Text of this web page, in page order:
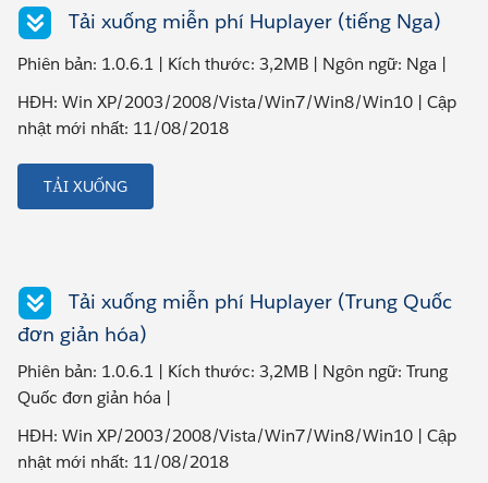
Tải xuống miễn phí Huplayer (tiếng Nga)
Phiên bản: 1.0.6.1 | Kích thước: 3,2MB | Ngôn ngữ: Nga |
HĐH: Win XP/2003/2008/Vista/Win7/Win8/Win10 | Cập
nhật mới nhất: 11/08/2018
TẢI XUỐNG
Tải xuống miễn phí Huplayer (Trung Quốc
đơn giản hóa)
Phiên bản: 1.0.6.1 | Kích thước: 3,2MB | Ngôn ngữ: Trung
Quốc đơn giản hóa |
HĐH: Win XP/2003/2008/Vista/Win7/Win8/Win10 | Cập
nhật mới nhất: 11/08/2018